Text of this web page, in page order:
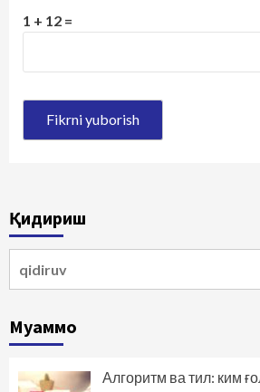
1 + 12 =
Қидириш
Муаммо
Алгоритм ва тил: ким